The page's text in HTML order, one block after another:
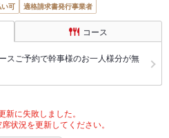
可 適格請求書発行事業者
コース
スご予約で幹事様のお一人様分が無
新に失敗しました。
状況を更新してください。